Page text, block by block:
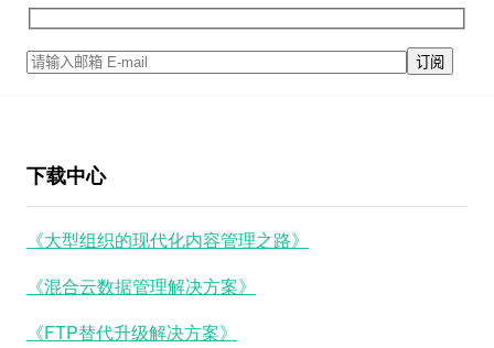
下载中心
《大型组织的现代化内容管理之路》
《混合云数据管理解决方案》
《FTP替代升级解决方案》